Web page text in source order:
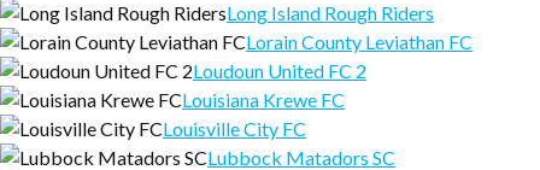
Long Island Rough Riders
Lorain County Leviathan FC
Loudoun United FC 2
Louisiana Krewe FC
Louisville City FC
Lubbock Matadors SC